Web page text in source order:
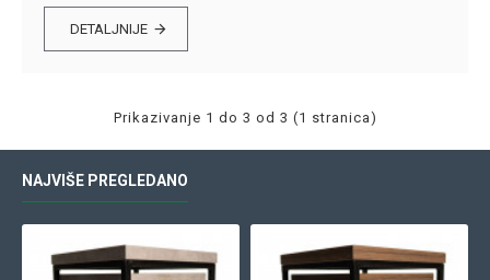
DETALJNIJE
Prikazivanje 1 do 3 od 3 (1 stranica)
NAJVIŠE PREGLEDANO